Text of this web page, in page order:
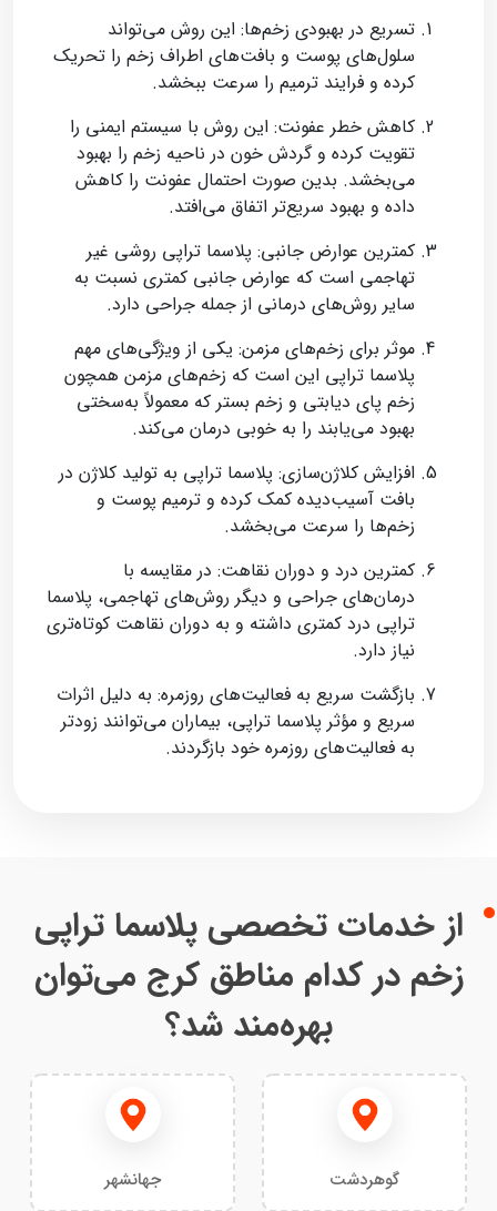
تسریع در بهبودی زخم‌ها: این روش می‌تواند
سلول‌های پوست و بافت‌های اطراف زخم را تحریک
کرده و فرایند ترمیم را سرعت ببخشد.
کاهش خطر عفونت: این روش با سیستم ایمنی را
تقویت کرده و گردش خون در ناحیه زخم را بهبود
می‌بخشد. بدین صورت احتمال عفونت را کاهش
داده و بهبود سریع‌تر اتفاق می‌افتد.
کمترین عوارض جانبی: پلاسما تراپی روشی غیر
تهاجمی است که عوارض جانبی کمتری نسبت به
سایر روش‌های درمانی از جمله جراحی دارد.
موثر برای زخم‌های مزمن: یکی از ویژگی‌های مهم
پلاسما تراپی این است که زخم‌های مزمن همچون
زخم پای دیابتی و زخم بستر که معمولاً به‌سختی
بهبود می‌یابند را به خوبی درمان می‌کند.
افزایش کلاژن‌سازی: پلاسما تراپی به تولید کلاژن در
بافت آسیب‌دیده کمک کرده و ترمیم پوست و
زخم‌ها را سرعت می‌بخشد.
کمترین درد و دوران نقاهت: در مقایسه با
درمان‌های جراحی و دیگر روش‌های تهاجمی، پلاسما
تراپی درد کمتری داشته و به دوران نقاهت کوتاه‌تری
نیاز دارد.
بازگشت سریع به فعالیت‌های روزمره: به دلیل اثرات
سریع و مؤثر پلاسما تراپی، بیماران می‌توانند زودتر
به فعالیت‌های روزمره خود بازگردند.
از خدمات تخصصی پلاسما تراپی
زخم در کدام مناطق کرج می‌توان
بهره‌مند شد؟
گوهردشت جهانشهر